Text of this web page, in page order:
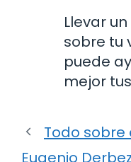
Llevar
sobre tu
puede
mejor
Todo sobre
Eugenio